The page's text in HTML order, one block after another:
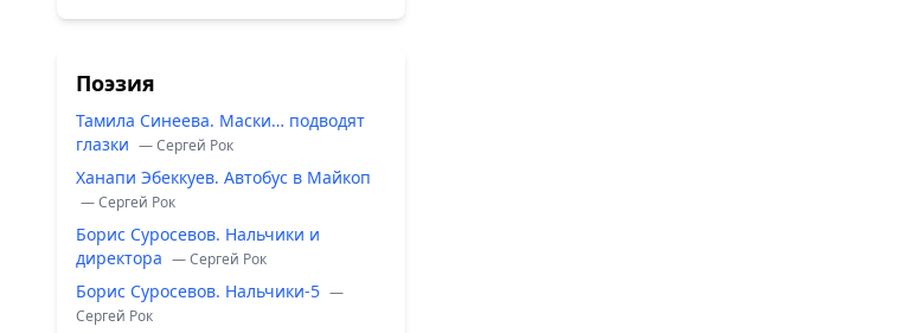
Поэзия
Тамила Синеева. Маски… подводят
глазки — Сергей Рок
Ханапи Эбеккуев. Автобус в Майкоп
— Сергей Рок
Борис Суросевов. Нальчики и
директора — Сергей Рок
Борис Суросевов. Нальчики-5 —
Сергей Рок